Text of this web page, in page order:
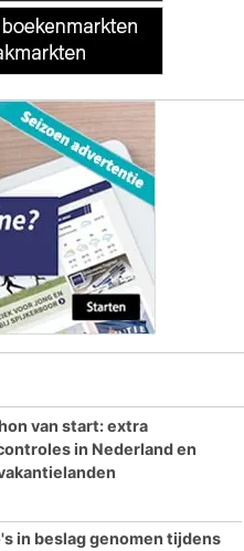
van start: extra
in Nederland en
in beslag genomen tijdens